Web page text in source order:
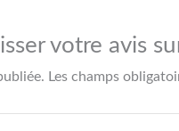
votre avis
Les champs